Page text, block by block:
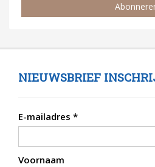
NIEUWSBRIEF
E-mailadres *
Voornaam